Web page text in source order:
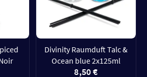
Divinity Raumduft Talc &
Ocean blue 2x125ml
8,50 €